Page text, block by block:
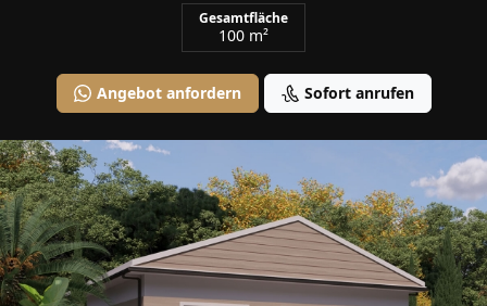
Gesamtfläche
100 m²
Angebot anfordern Sofort anrufen